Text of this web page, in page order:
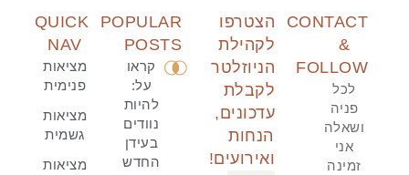
CONTACT
&
FOLLOW
לכל
פניה
ושאלה
אני
זמינה
הצטרפו
לקהילת
הניוזלטר
לקבלת
עדכונים,
הנחות
ואירועים!
POPULAR
POSTS
קראו
על:
להיות
נוודים
בעידן
החדש
QUICK
NAV
מציאות
פנימית
מציאות
גשמית
מציאות